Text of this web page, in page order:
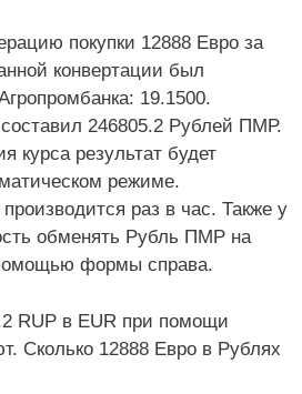
покупки 12888 Евро за
конвертации был
19.1500.
246805.2 Рублей ПМР.
курса результат будет
режиме.
раз в час. Также у
обменять Рубль ПМР на
формы справа.
RUP в EUR при помощи
Сколько 12888 Евро в Рублях